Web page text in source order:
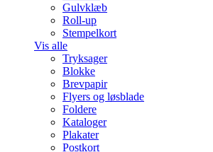
Gulvklæb
Roll-up
Stempelkort
Vis alle
Tryksager
Blokke
Brevpapir
Flyers og løsblade
Foldere
Kataloger
Plakater
Postkort